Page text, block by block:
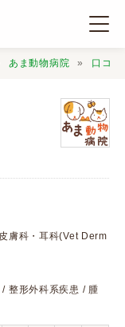
あま動物病院 口コミ
膚科・耳科(Vet Derm
整形外科系疾患 / 腫